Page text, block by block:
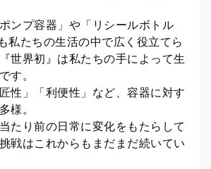
ンプ容器」や「リシールボトル
私たちの生活の中で広く役立てら
世界初』は私たちの手によって生
す。
性」「利便性」など、容器に対す
様。
たり前の日常に変化をもたらして
戦はこれからもまだまだ続いてい